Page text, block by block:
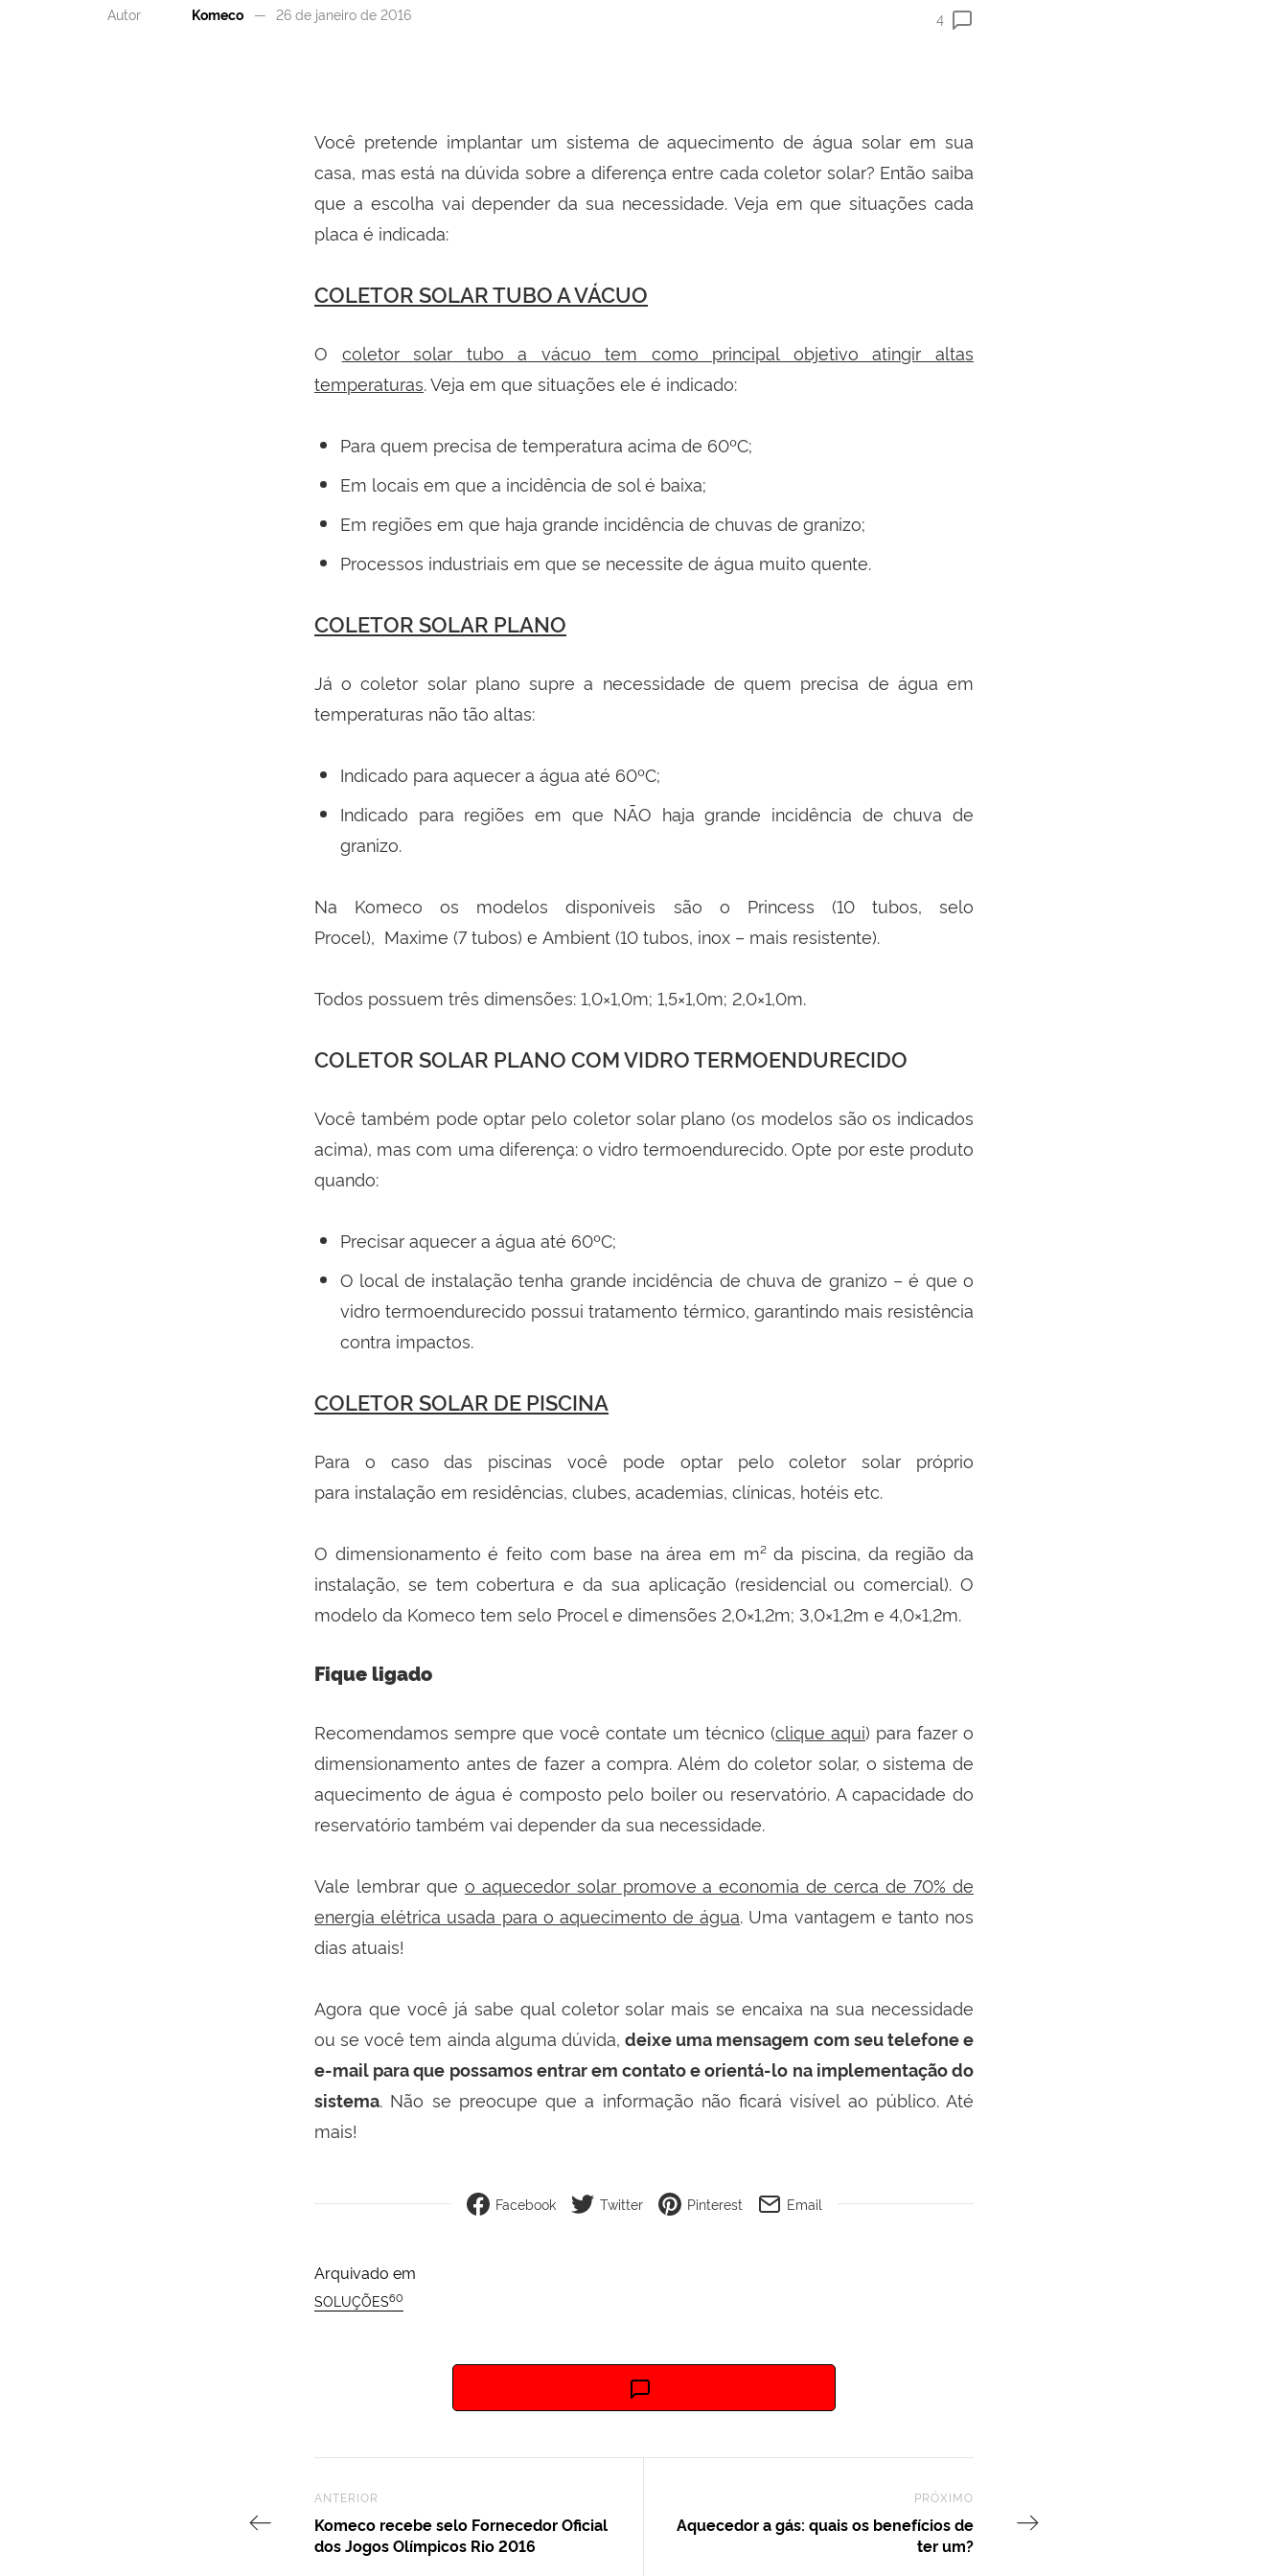
Autor Komeco 26 de janeiro de 2016 4
Você pretende implantar um sistema de aquecimento de água solar em sua
casa, mas está na dúvida sobre a diferença entre cada coletor solar? Então saiba
que a escolha vai depender da sua necessidade. Veja em que situações cada
placa é indicada:
COLETOR SOLAR TUBO A VÁCUO
O coletor solar tubo a vácuo tem como principal objetivo atingir altas
temperaturas. Veja em que situações ele é indicado:
Para quem precisa de temperatura acima de 60ºC;
Em locais em que a incidência de sol é baixa;
Em regiões em que haja grande incidência de chuvas de granizo;
Processos industriais em que se necessite de água muito quente.
COLETOR SOLAR PLANO
Já o coletor solar plano supre a necessidade de quem precisa de água em
temperaturas não tão altas:
Indicado para aquecer a água até 60ºC;
Indicado para regiões em que NÃO haja grande incidência de chuva de
granizo.
Na Komeco os modelos disponíveis são o Princess (10 tubos, selo
Procel), Maxime (7 tubos) e Ambient (10 tubos, inox – mais resistente).
Todos possuem três dimensões: 1,0×1,0m; 1,5×1,0m; 2,0×1,0m.
COLETOR SOLAR PLANO COM VIDRO TERMOENDURECIDO
Você também pode optar pelo coletor solar plano (os modelos são os indicados
acima), mas com uma diferença: o vidro termoendurecido. Opte por este produto
quando:
Precisar aquecer a água até 60ºC;
O local de instalação tenha grande incidência de chuva de granizo – é que o
vidro termoendurecido possui tratamento térmico, garantindo mais resistência
contra impactos.
COLETOR SOLAR DE PISCINA
Para o caso das piscinas você pode optar pelo coletor solar próprio
para instalação em residências, clubes, academias, clínicas, hotéis etc.
O dimensionamento é feito com base na área em m² da piscina, da região da
instalação, se tem cobertura e da sua aplicação (residencial ou comercial). O
modelo da Komeco tem selo Procel e dimensões 2,0×1,2m; 3,0×1,2m e 4,0×1,2m.
Fique ligado
Recomendamos sempre que você contate um técnico (clique aqui) para fazer o
dimensionamento antes de fazer a compra. Além do coletor solar, o sistema de
aquecimento de água é composto pelo boiler ou reservatório. A capacidade do
reservatório também vai depender da sua necessidade.
Vale lembrar que o aquecedor solar promove a economia de cerca de 70% de
energia elétrica usada para o aquecimento de água. Uma vantagem e tanto nos
dias atuais!
Agora que você já sabe qual coletor solar mais se encaixa na sua necessidade
ou se você tem ainda alguma dúvida,deixe uma mensagem com seu telefone e
e-mail para que possamos entrar em contato e orientá-lo na implementação do
sistema. Não se preocupe que a informação não ficará visível ao público. Até
mais!
Facebook Twitter Pinterest Email
Arquivado em
SOLUÇÕES60
Previous Post
ANTERIOR
Komeco recebe selo Fornecedor Oficial
dos Jogos Olímpicos Rio 2016
PRÓXIMO
Aquecedor a gás: quais os benefícios de
ter um?